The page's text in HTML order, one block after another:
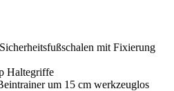
mit Fixierung
Haltegriffe
um 15 cm werkzeuglos